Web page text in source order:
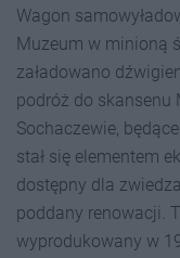
Wagon
Muzeum w minioną
załadowano
podróż do skansenu
Sochaczewie,
stał się elementem
dostępny dla
poddany renowacji.
wyprodukowany w